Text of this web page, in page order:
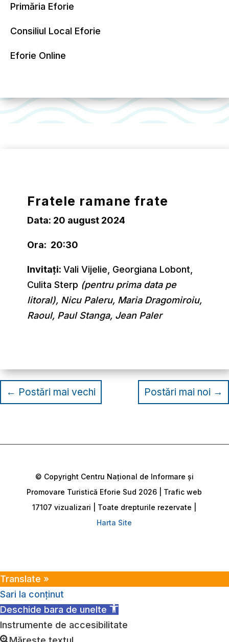
Primăria Eforie
Consiliul Local Eforie
Eforie Online
Fratele ramane frate
Data: 20 august 2024
Ora: 20:30
Invitați: Vali Vijelie, Georgiana Lobont,
Culita Sterp (pentru prima data pe
litoral), Nicu Paleru, Maria Dragomiroiu,
Raoul, Paul Stanga, Jean Paler
← Postări mai vechi Postări mai noi →
© Copyright Centru Național de Informare și
Promovare Turistică Eforie Sud 2026 | Trafic web
17107 vizualizari | Toate drepturile rezervate |
Harta Site
Translate »
Sari la conținut
Deschide bara de unelte
Instrumente de accesibilitate